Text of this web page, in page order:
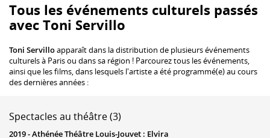
Tous les événements culturels passés
avec Toni Servillo
Toni Servilloapparaît dans la distribution de plusieurs événements
culturels à Paris ou dans sa région ! Parcourez tous les événements,
ainsi que les films, dans lesquels l'artiste a été programmé(e) au cours
des dernières années :
Spectacles au théâtre (3)
2019 -Athénée Théâtre Louis-Jouvet : Elvira